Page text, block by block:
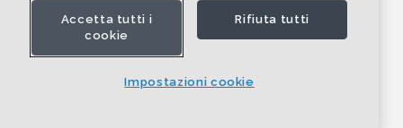
Accetta tutti i
cookie
Rifiuta tutti
Impostazioni cookie